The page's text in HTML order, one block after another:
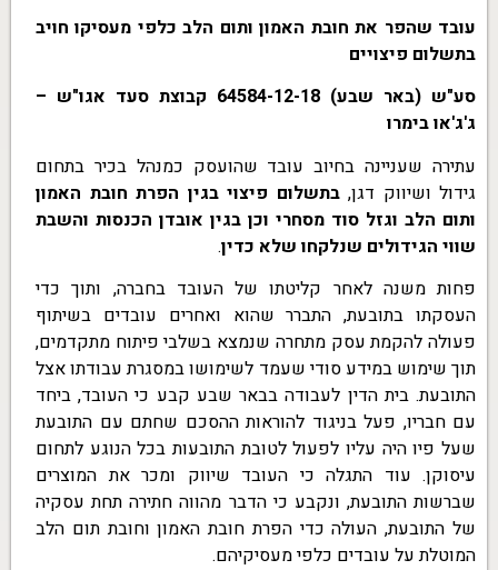
עובד שהפר את חובת האמון ותום הלב כלפי מעסיקו חויב
בתשלום פיצויים
סע"ש (באר שבע) 64584-12-18 קבוצת סעד אגו"ש –
ג'ג'או בימרו
עתירה שעניינה בחיוב עובד שהועסק כמנהל בכיר בתחום
גידול ושיווק דגן,בתשלום פיצוי בגין הפרת חובת האמון
ותום הלב וגזל סוד מסחרי וכן בגין אובדן הכנסות והשבת
שווי הגידולים שנלקחו שלא כדין.
פחות משנה לאחר קליטתו של העובד בחברה, ותוך כדי
העסקתו בתובעת, התברר שהוא ואחרים עובדים בשיתוף
פעולה להקמת עסק מתחרה שנמצא בשלבי פיתוח מתקדמים,
תוך שימוש במידע סודי שעמד לשימושו במסגרת עבודתו אצל
התובעת. בית הדין לעבודה בבאר שבע קבע כי העובד, ביחד
עם חבריו, פעל בניגוד להוראות ההסכם שחתם עם התובעת
שעל פיו היה עליו לפעול לטובת התובעות בכל הנוגע לתחום
עיסוקן. עוד התגלה כי העובד שיווק ומכר את המוצרים
שברשות התובעת, ונקבע כי הדבר מהווה חתירה תחת עסקיה
של התובעת, העולה כדי הפרת חובת האמון וחובת תום הלב
המוטלת על עובדים כלפי מעסיקיהם.